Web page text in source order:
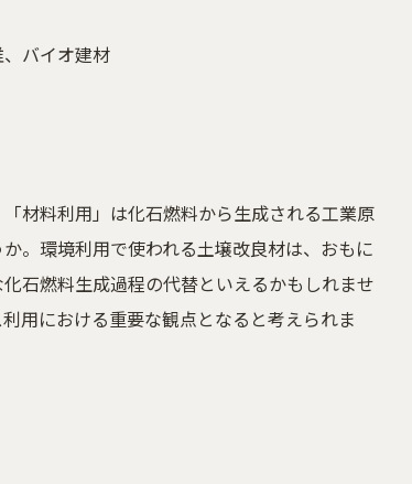
、バイオ建材
材料利用」は化石燃料から生成される工業原
。環境利用で使われる土壌改良材は、おもに
石燃料生成過程の代替といえるかもしれませ
用における重要な観点となると考えられま